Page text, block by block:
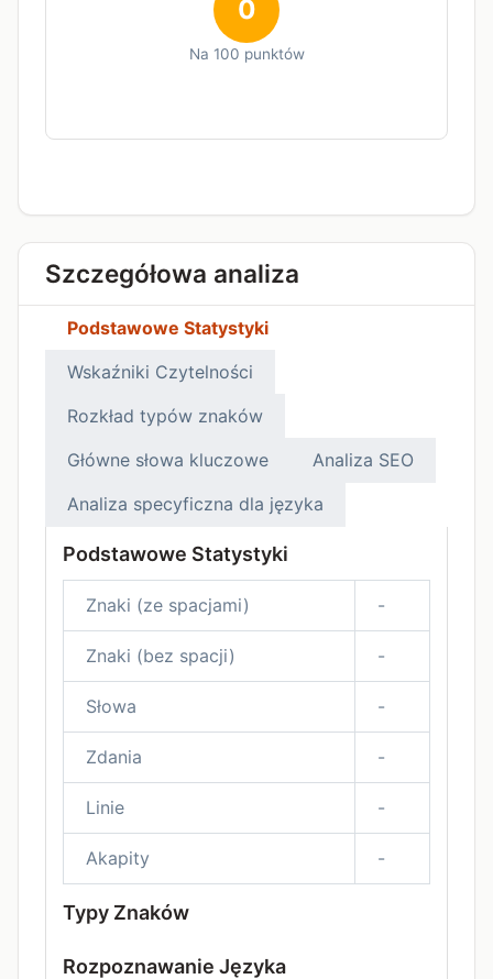
0
Na 100 punktów
Szczegółowa analiza
Podstawowe Statystyki
Wskaźniki Czytelności
Rozkład typów znaków
Główne słowa kluczowe
Analiza SEO
Analiza specyficzna dla języka
Podstawowe Statystyki
Znaki (ze spacjami) -
Znaki (bez spacji) -
Słowa -
Zdania -
Linie -
Akapity -
Typy Znaków
Rozpoznawanie Języka